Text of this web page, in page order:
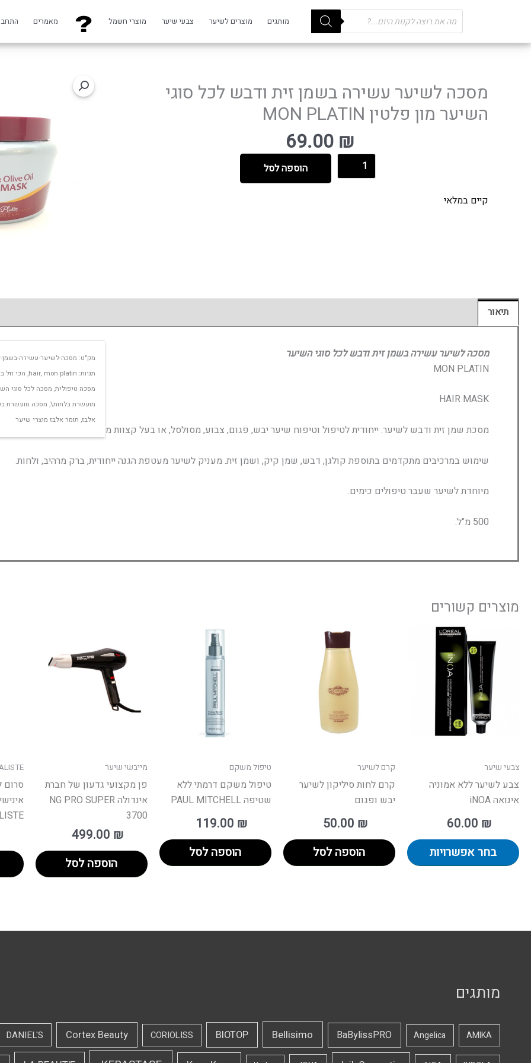
מותגים מוצרים לשיער צבעי שיער מוצרי חשמל מאמרים
Products
search
מסכה לשיער עשירה בשמן זית ודבש לכל סוגי
השיער מון פלטין MON PLATIN
69.00 ₪
הוספה לסל
קיים במלאי
מק"ט: מסכה-לשיער-עשירה-בשמן-
תגיות:
hair, mon platin
, הכי זול
מסכה טיפולית, מסכה לכל סוגי
מועשרת בלחות\, מסכה מועשרת
אלבז, תומר אלבז מוצרי שיער
תיאור
מסכה לשיער עשירה בשמן זית ודבש לכל סוגי השיער
MON PLATIN
HAIR MASK
מסכת שמן זית ודבש לשיער. ייחודית לטיפול וטיפוח שיער יבש, פגום, צבוע, מסולסל, או בעל קצוות מפוצלים.
שימוש במרכיבים מתקדמים בתוספת קולגן, דבש, שמן קיק, ושמן זית. מעניק לשיער מעטפת הגנה ייחודית, ברק מרהיב, ולחות.
מיוחדת לשיער שעבר טיפולים כימים.
500 מ"ל.
מוצרים קשורים
צבעי שיער
צבע לשיער ללא אמוניה
אינואה iNOA
60.00 ₪
בחר אפשרויות
בעמוד
המוצר
קרם לשיער
קרם לחות סיליקון לשיער
יבש ופגום
50.00 ₪
הוספה לסל
טיפול משקם
טיפול משקם דרמתי ללא
שטיפה PAUL MITCHELL
119.00 ₪
הוספה לסל
מייבשי שיער
פן מקצועי גדעון של חברת
אינדולה NG PRO SUPER
3700
499.00 ₪
הוספה לסל
סרום
מותגים
AMIKA
Angelica
BaBylissPRO
Bellisimo
BIOTOP
CORIOLISS
Cortex Beauty
DANIEL'S